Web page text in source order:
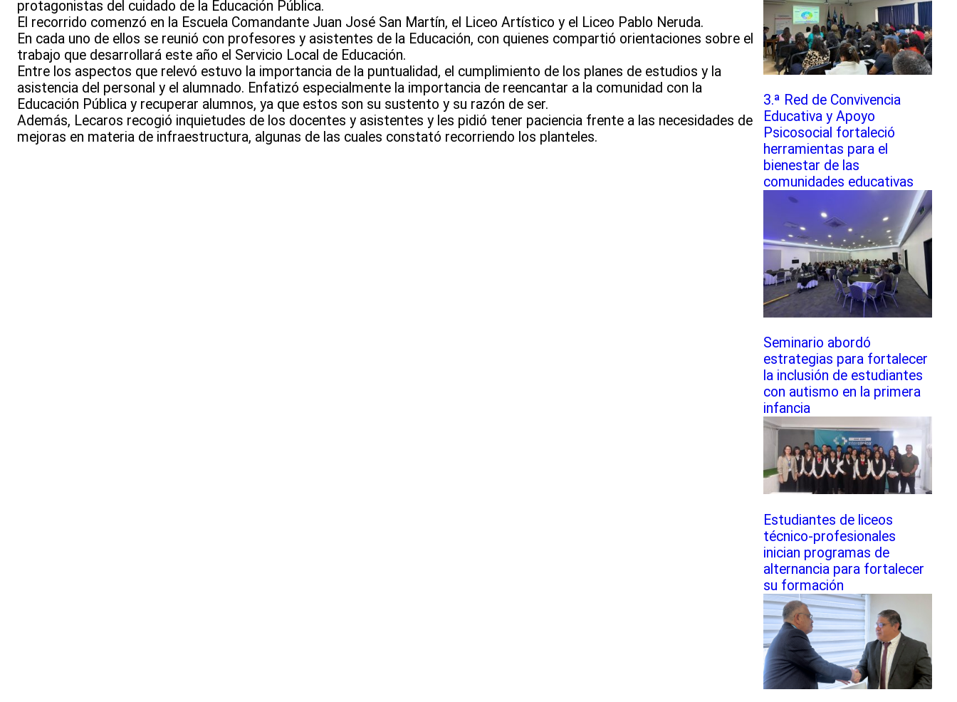
protagonistas del cuidado de la Educación Pública.
El recorrido comenzó en la Escuela Comandante Juan José San Martín, el Liceo Artístico y el Liceo Pablo Neruda.
En cada uno de ellos se reunió con profesores y asistentes de la Educación, con quienes compartió orientaciones sobre el
trabajo que desarrollará este año el Servicio Local de Educación.
Entre los aspectos que relevó estuvo la importancia de la puntualidad, el cumplimiento de los planes de estudios y la
asistencia del personal y el alumnado. Enfatizó especialmente la importancia de reencantar a la comunidad con la
Educación Pública y recuperar alumnos, ya que estos son su sustento y su razón de ser.
Además, Lecaros recogió inquietudes de los docentes y asistentes y les pidió tener paciencia frente a las necesidades de
mejoras en materia de infraestructura, algunas de las cuales constató recorriendo los planteles.
3.ª Red de Convivencia
Educativa y Apoyo
Psicosocial fortaleció
herramientas para el
bienestar de las
comunidades educativas
Seminario abordó
estrategias para fortalecer
la inclusión de estudiantes
con autismo en la primera
infancia
Estudiantes de liceos
técnico-profesionales
inician programas de
alternancia para fortalecer
su formación